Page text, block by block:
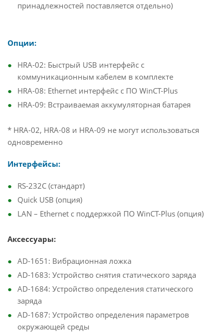
принадлежностей поставляется отдельно)
Опции:
HRA-02: Быстрый USB интерфейс с
коммуникационным кабелем в комплекте
HRA-08: Ethernet интерфейс с ПО WinCT-Plus
HRA-09: Встраиваемая аккумуляторная батарея
* HRA-02, HRA-08 и HRA-09 не могут использоваться
одновременно
Интерфейсы:
RS-232C (стандарт)
Quick USB (опция)
LAN – Ethernet с поддержкой ПО WinCT-Plus (опция)
Аксессуары:
AD-1651: Вибрационная ложка
AD-1683: Устройство снятия статического заряда
AD-1684: Устройство определения статического
заряда
AD-1687: Устройство определения параметров
окружающей среды